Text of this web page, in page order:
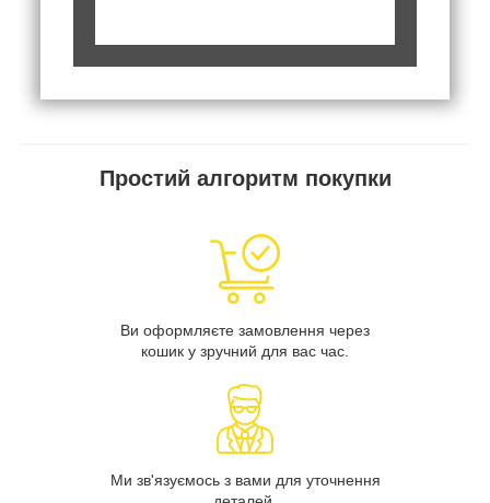
Простий алгоритм покупки
Ви оформляєте замовлення через
кошик у зручний для вас час.
Ми зв'язуємось з вами для уточнення